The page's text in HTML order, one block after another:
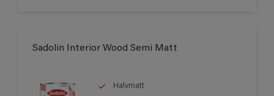
Sadolin Interior Wood Semi Matt
Halvmatt